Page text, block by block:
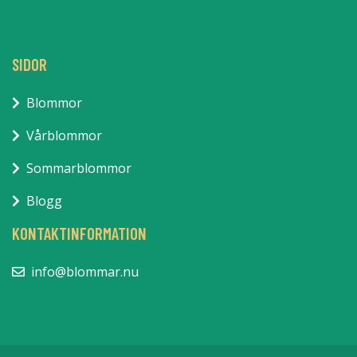
SIDOR
Blommor
Vårblommor
Sommarblommor
Blogg
KONTAKTINFORMATION
info@blommar.nu